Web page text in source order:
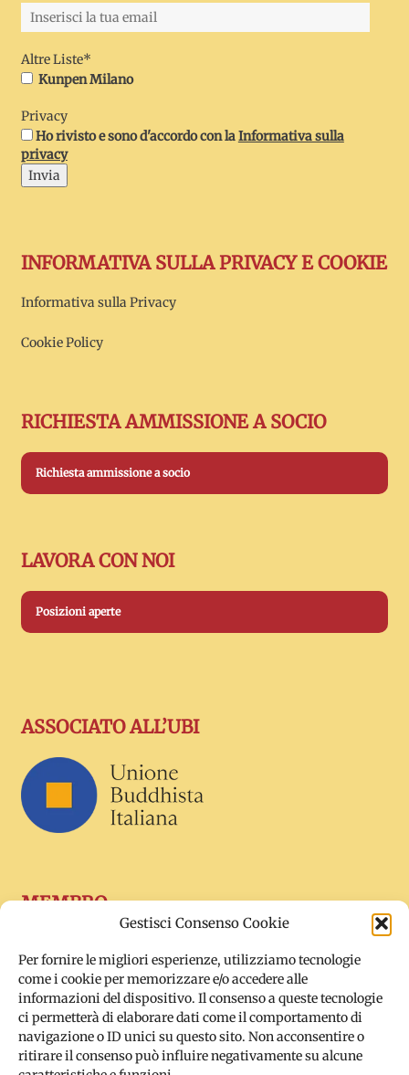
Gestisci Consenso Cookie
Per fornire le migliori esperienze, utilizziamo tecnologie
come i cookie per memorizzare e/o accedere alle
informazioni del dispositivo. Il consenso a queste tecnologie
ci permetterà di elaborare dati come il comportamento di
navigazione o ID unici su questo sito. Non acconsentire o
ritirare il consenso può influire negativamente su alcune
Altre Liste*
Kunpen Milano
Privacy
Ho rivisto e sono d'accordo con laInformativa sulla
privacy
Invia
INFORMATIVA SULLA PRIVACY E COOKIE
Informativa sulla Privacy
Cookie Policy
RICHIESTA AMMISSIONE A SOCIO
Richiesta ammissione a socio
LAVORA CON NOI
Posizioni aperte
ASSOCIATO ALL’UBI
MEMBRO